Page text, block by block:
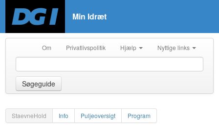
Min Idræt
Om Privatlivspolitik Hjælp Nyttige links
Søgeguide
StaevneHold Info Puljeoversigt Program